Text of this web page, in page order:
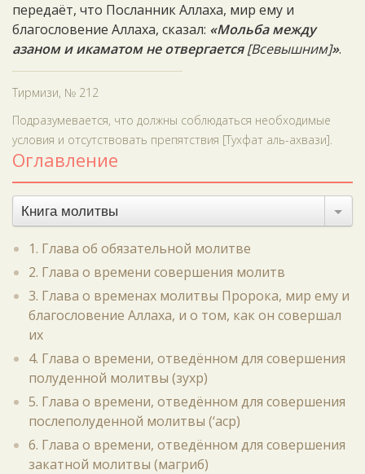
передаёт, что Посланник Аллаха, мир ему и
благословение Аллаха, сказал: «Мольба между
азаном и икаматом не отвергается[Всевышним]».
Тирмизи, № 212
Подразумевается, что должны соблюдаться необходимые
условия и отсутствовать препятствия [Тухфат аль-ахвази].
Оглавление
Книга молитвы
1. Глава об обязательной молитве
2. Глава о времени совершения молитв
3. Глава о временах молитвы Пророка, мир ему и
благословение Аллаха, и о том, как он совершал
их
4. Глава о времени, отведённом для совершения
полуденной молитвы (зухр)
5. Глава о времени, отведённом для совершения
послеполуденной молитвы (‘аср)
6. Глава о времени, отведённом для совершения
закатной молитвы (магриб)